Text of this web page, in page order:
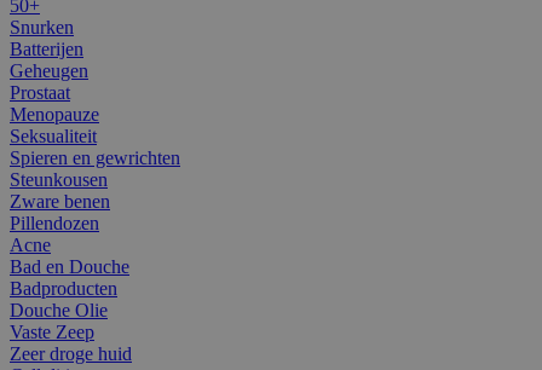
50+
Snurken
Batterijen
Geheugen
Prostaat
Menopauze
Seksualiteit
Spieren en gewrichten
Steunkousen
Zware benen
Pillendozen
Acne
Bad en Douche
Badproducten
Douche Olie
Vaste Zeep
Zeer droge huid